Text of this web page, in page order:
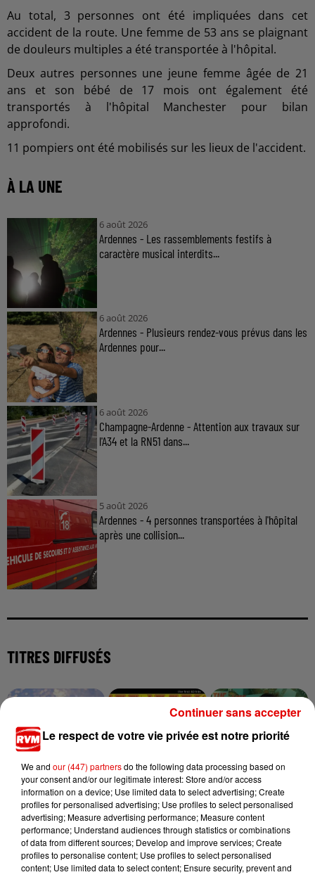
Au total, 3 personnes ont été impliquées dans cet
accident de la route. Une femme de 53 ans se plaignant
de douleurs multiples a été transportée à l'hôpital.
Deux autres personnes une jeune femme âgée de 21
ans et son bébé de 17 mois ont également été
transportés à l'hôpital Manchester pour bilan
approfondi.
11 pompiers ont été mobilisés sur les lieux de l'accident.
À LA UNE
6 août 2026
Ardennes - Les rassemblements festifs à
caractère musical interdits...
6 août 2026
Ardennes - Plusieurs rendez-vous prévus dans les
Ardennes pour...
6 août 2026
Champagne-Ardenne - Attention aux travaux sur
l'A34 et la RN51 dans...
5 août 2026
Ardennes - 4 personnes transportées à l'hôpital
après une collision...
TITRES DIFFUSÉS
ADELE CASTILLON
Ete Avec Toi
ERASURE
Oh L'amour
1h33
1h33
TAYLOR SWIFT
Elizabeth Taylor
Le respect de votre vie privée est notre priorité
We and our (447) partnersdo the following data processing based on
your consent and/or our legitimate interest: Store and/or access
information on a device; Use limited data to select advertising; Create
profiles for personalised advertising; Use profiles to select personalised
advertising; Measure advertising performance; Measure content
performance; Understand audiences through statistics or combinations
of data from different sources; Develop and improve services; Create
profiles to personalise content; Use profiles to select personalised
content; Use limited data to select content; Ensure security, prevent and
Continuer sans accepter